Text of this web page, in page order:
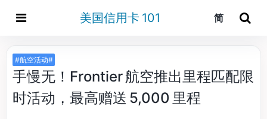
美国信用卡 101 简
#航空活动#
手慢无！Frontier 航空推出里程匹配限
时活动，最高赠送 5,000 里程